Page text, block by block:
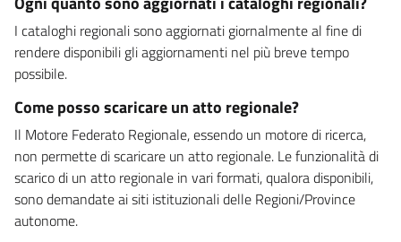
I cataloghi regionali sono aggiornati giornalmente al fine di
rendere disponibili gli aggiornamenti nel più breve tempo
possibile.
Come posso scaricare un atto regionale?
Il Motore Federato Regionale, essendo un motore di ricerca,
non permette di scaricare un atto regionale. Le funzionalità di
scarico di un atto regionale in vari formati, qualora disponibili,
sono demandate ai siti istituzionali delle Regioni/Province
autonome.